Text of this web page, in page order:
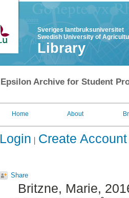
Sveriges lantbruksuniversitet
Swedish University of
Library
Epsilon Archive for Student
Home About
Login Create Account
Share
Britzne, Marie,